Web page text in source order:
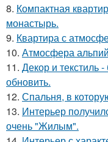
8. Компактная
монастырь.
9. Квартира с
10. Атмосфера
11. Декор и текстиль
обновить.
12. Спальня, в
13. Интерьер
очень "Жилым".